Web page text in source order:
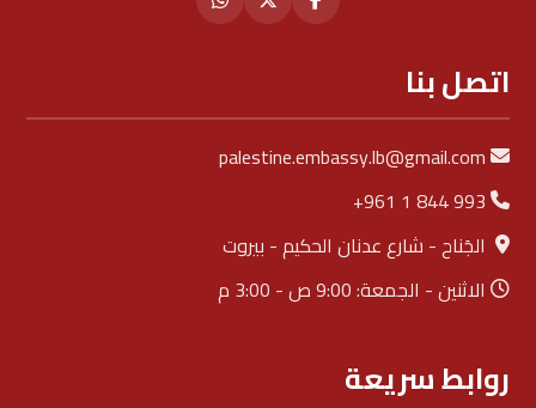
اتصل بنا
palestine.embassy.lb@gmail.com
+961 1 844 993
الجَناح - شارع عدنان الحكيم - بيروت
الاثنين - الجمعة: 9:00 ص - 3:00 م
روابط سريعة